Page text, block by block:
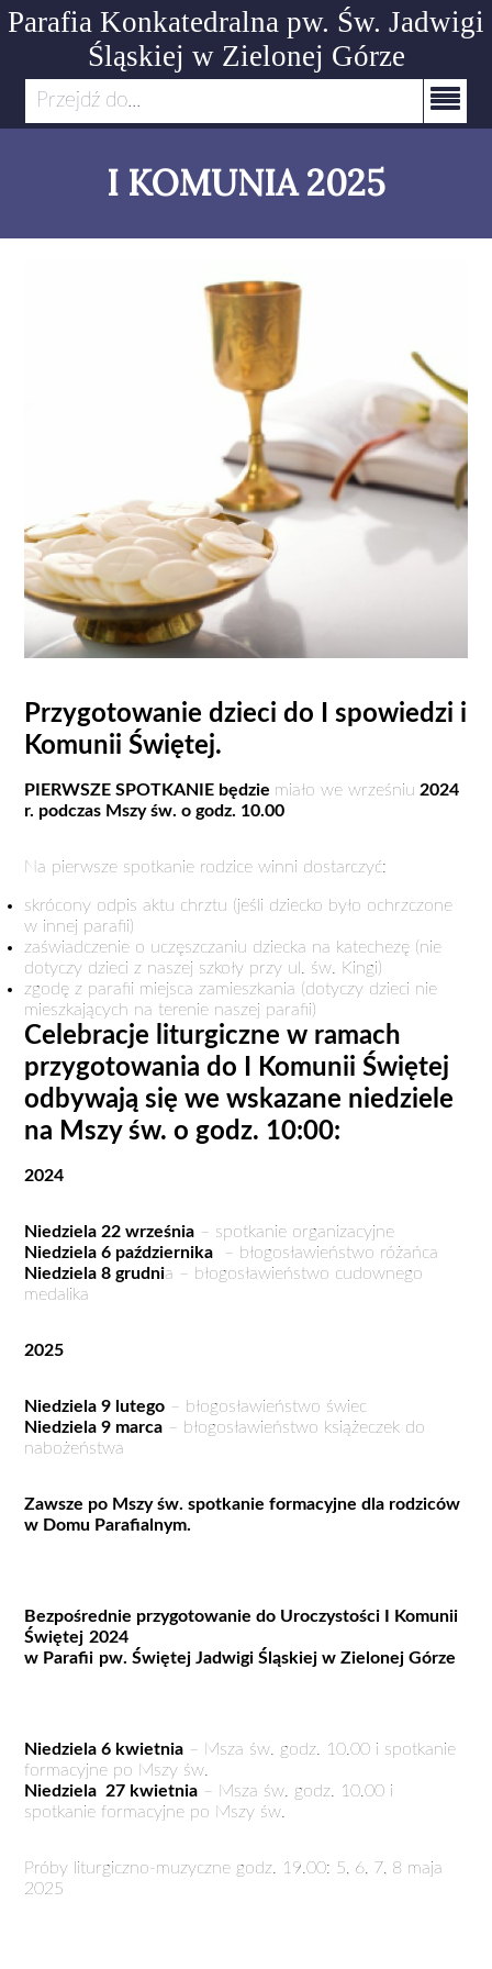
Parafia Konkatedralna pw. Św. Jadwigi
Śląskiej w Zielonej Górze
Przejdź do...
I KOMUNIA 2025
Przygotowanie dzieci do I spowiedzi i
Komunii Świętej.
PIERWSZE SPOTKANIE będzie miało we wrześniu 2024
r. podczas Mszy św. o godz. 10.00
Na pierwsze spotkanie rodzice winni dostarczyć:
skrócony odpis aktu chrztu (jeśli dziecko było ochrzczone
w innej parafii)
zaświadczenie o uczęszczaniu dziecka na katechezę (nie
dotyczy dzieci z naszej szkoły przy ul. św. Kingi)
zgodę z parafii miejsca zamieszkania (dotyczy dzieci nie
mieszkających na terenie naszej parafii)
Celebracje liturgiczne w ramach
przygotowania do I Komunii Świętej
odbywają się we wskazane niedziele
na Mszy św. o godz. 10:00:
2024
Niedziela 22 września – spotkanie organizacyjne
Niedziela 6 października – błogosławieństwo różańca
Niedziela 8 grudnia – błogosławieństwo cudownego
medalika
2025
Niedziela 9 lutego – błogosławieństwo świec
Niedziela 9 marca – błogosławieństwo książeczek do
nabożeństwa
Zawsze po Mszy św. spotkanie formacyjne dla rodziców
w Domu Parafialnym.
Bezpośrednie przygotowanie do Uroczystości I Komunii
Świętej 2024
w Parafii pw. Świętej Jadwigi Śląskiej w Zielonej Górze
Niedziela 6 kwietnia – Msza św. godz. 10.00 i spotkanie
formacyjne po Mszy św.
Niedziela 27 kwietnia – Msza św. godz. 10.00 i
spotkanie formacyjne po Mszy św.
Próby liturgiczno-muzyczne godz. 19.00: 5, 6, 7, 8 maja
2025